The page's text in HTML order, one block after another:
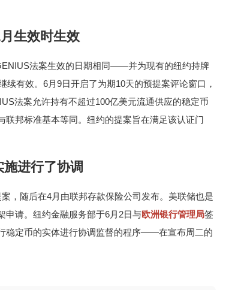
生效时生效
法案生效的日期相同——并为现有的纽约持牌
有效。6月9日开启了为期10天的预提案评论窗口，
法案允许持有不超过100亿美元流通供应的稳定币
邦标准基本等同。纽约的提案旨在满足该认证门
进行了协调
，随后在4月由联邦存款保险公司发布。美联储也是
申请。纽约金融服务部于6月2日与欧洲银行管理局签
稳定币的实体进行协调监督的程序——在宣布周二的